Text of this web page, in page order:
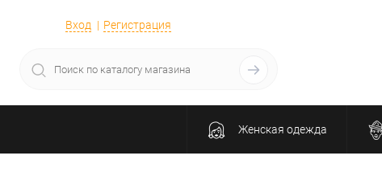
Вход Регистрация
Женская одежда